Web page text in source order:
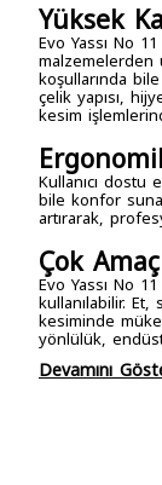
Yüksek
Evo Yassı No
malzemelerden
koşullarında
çelik yapısı,
kesim
Kullanıcı dostu
bile konfor
artırarak,
Çok
Evo Yassı No
kullanılabilir.
kesiminde
yönlülük,
Devamını